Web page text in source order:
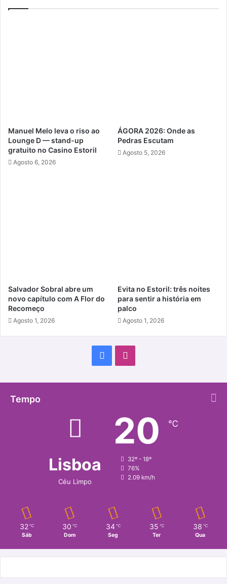
Manuel Melo leva o riso ao
Lounge D — stand-up
gratuito no Casino Estoril
Agosto 6, 2026
ÁGORA 2026: Onde as
Pedras Escutam
Agosto 5, 2026
Salvador Sobral abre um
novo capítulo com A Flor do
Recomeço
Agosto 1, 2026
Evita no Estoril: três noites
para sentir a história em
palco
Agosto 1, 2026
Facebook
Tempo
Lisboa
Céu Limpo
20 ℃
32º - 18º
76%
2.09 km/h
32 ℃
Sáb
30 ℃
Dom
34 ℃
Seg
35 ℃
Ter
38 ℃
Qua